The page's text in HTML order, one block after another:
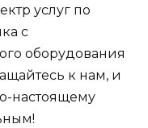
услуг по
с
оборудования
к нам, и
настоящему